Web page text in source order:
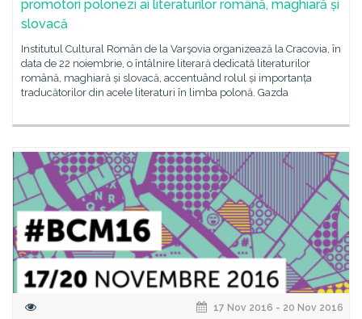
promotori polonezi ai literaturilor română, maghiară și
slovacă
Institutul Cultural Român de la Varşovia organizează la Cracovia, în
data de 22 noiembrie, o întâlnire literară dedicată literaturilor
română, maghiară și slovacă, accentuând rolul și importanța
traducătorilor din acele literaturi în limba polonă. Gazda
17 Nov 2016 - 20 Nov 2016